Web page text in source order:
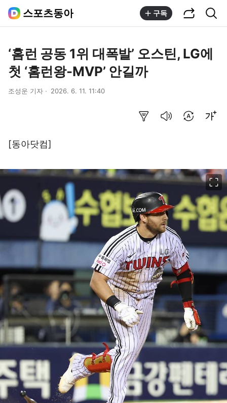
스포츠동아 구독
‘홈런 공동 1위 대폭발’ 오스틴, LG에
첫 ‘홈런왕-MVP’ 안길까
조성운 기자 2026. 6. 11. 11:40
[동아닷컴]